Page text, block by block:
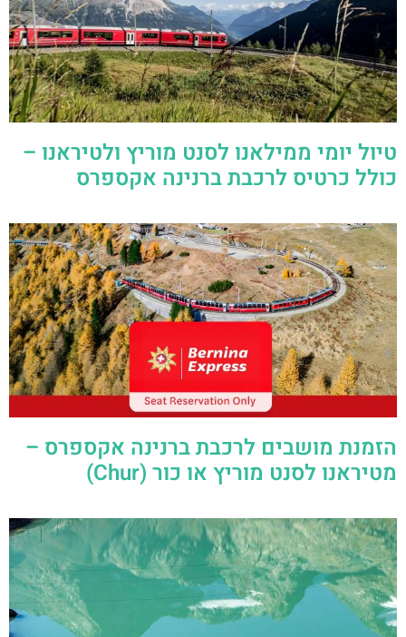
טיול יומי ממילאנו לסנט מוריץ ולטיראנו –
כולל כרטיס לרכבת ברנינה אקספרס
הזמנת מושבים לרכבת ברנינה אקספרס –
מטיראנו לסנט מוריץ או כור (Chur)